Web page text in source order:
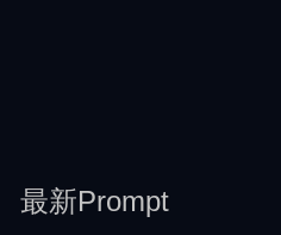
最新Prompt